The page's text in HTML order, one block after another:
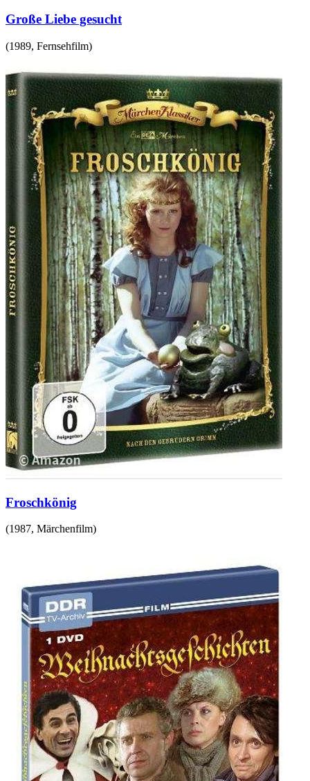
Große Liebe gesucht
(1989, Fernsehfilm)
Froschkönig
(1987, Märchenfilm)